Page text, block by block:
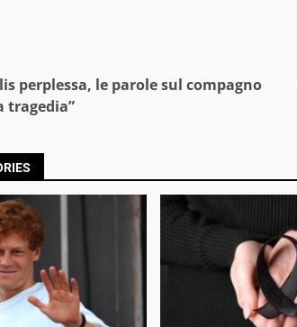
perplessa, le parole sul compagno
tragedia”